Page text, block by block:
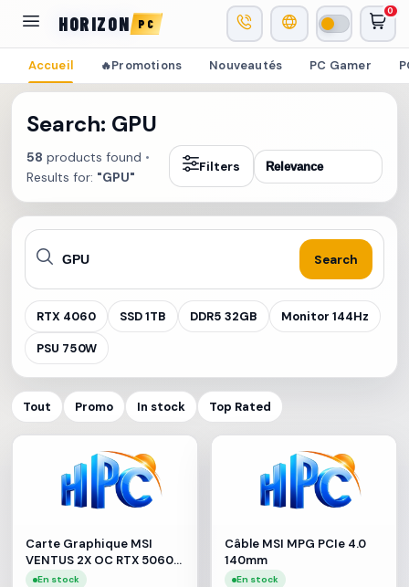
HORIZON PC
0
Accueil 🔥Promotions Nouveautés PC Gamer
Search: GPU
58 products found •
Results for: "GPU"
Filters
Search
RTX 4060 SSD 1TB DDR5 32GB Monitor 144Hz
PSU 750W
Tout Promo In stock Top Rated
Carte Graphique MSI
VENTUS 2X OC RTX 5060
Ti 8G GDDR7
En stock
Câble MSI MPG PCIe 4.0
140mm
En stock